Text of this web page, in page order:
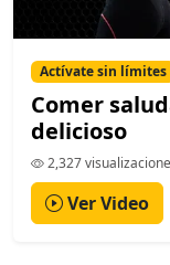
Actívate sin límites
Comer
delicioso
2,327
Ver Video